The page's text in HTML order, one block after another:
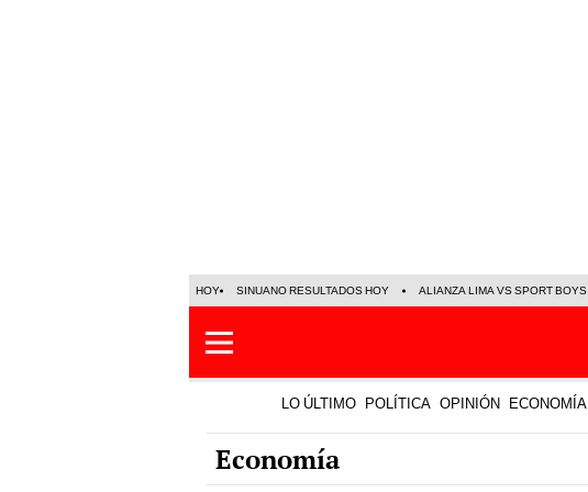
HOY SINUANO RESULTADOS HOY ALIANZA LIMA VS SPORT BOYS
LO ÚLTIMO POLÍTICA OPINIÓN ECONOMÍA
Economía